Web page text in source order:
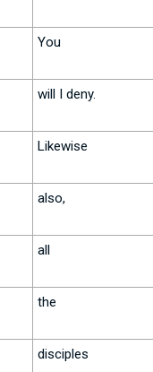
You
will I deny.
Likewise
also,
all
the
disciples